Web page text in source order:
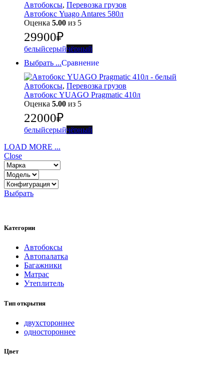
Автобоксы, Перевозка грузов
Автобокс Yuago Antares 580л
Оценка 5.00 из 5
29900₽
белыйсерыйчёрный
Выбрать ...Сравнение
Автобоксы, Перевозка грузов
Автобокс YUAGO Pragmatic 410л
Оценка 5.00 из 5
22000₽
белыйсерыйчёрный
LOAD MORE ...
Close
Выбрать
Категории
Автобоксы
Автопалатка
Багажники
Матрас
Утеплитель
Тип открытия
двухстороннее
одностороннее
Цвет